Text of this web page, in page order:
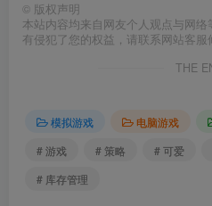
© 版权声明
本站内容均来自网友个人观点与网
有侵犯了您的权益，请联系网站客服
THE
模拟游戏 电脑游戏
# 游戏
# 策略 # 可爱
# 库存管理